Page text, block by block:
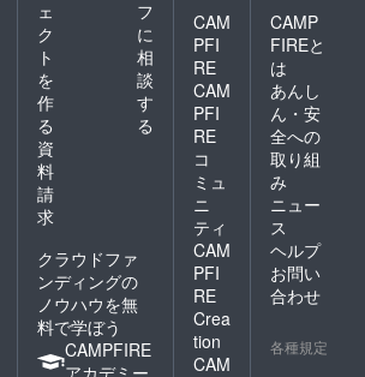
ェ
ク
ト
を
作
る
フ
に
相
談
す
る
資
料
請
求
クラウドファ
ンディングの
ノウハウを無
料で学ぼう
CAMPFIRE
CAM
PFI
RE
CAM
PFI
RE
コ
ミュ
ニ
ティ
CAM
PFI
RE
Crea
tion
CAM
CAMP
FIREと
は
あんし
ん・安
全への
取り組
み
ニュー
ス
ヘルプ
お問い
合わせ
各種規定